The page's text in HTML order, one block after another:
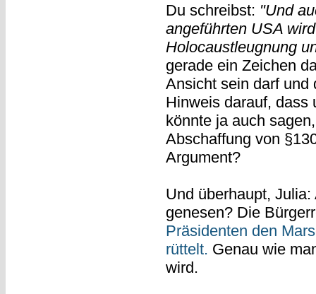
Du schreibst: "Und
angeführten USA
Holocaustleugnung
gerade ein Zeichen
Ansicht sein darf
Hinweis darauf, dass
könnte ja auch
Abschaffung von
Argument?
Und überhaupt,
genesen? Die
Präsidenten den
rüttelt. Genau wie
wird.